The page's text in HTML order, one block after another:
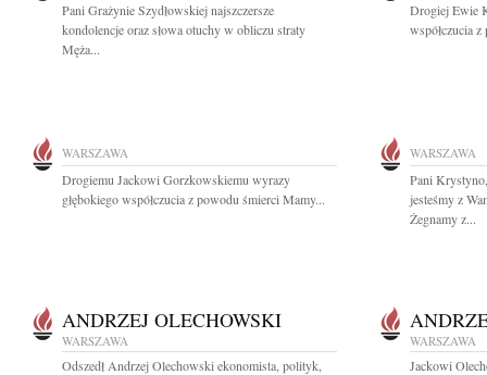
Pani Grażynie Szydłowskiej najszczersze
kondolencje oraz słowa otuchy w obliczu straty
Męża...
Drogiej Ewie
współczucia
WARSZAWA
Drogiemu Jackowi Gorzkowskiemu wyrazy
głębokiego współczucia z powodu śmierci Mamy...
WARSZAWA
Pani
jesteśmy z
Żegnamy z...
ANDRZEJ OLECHOWSKI
WARSZAWA
Odszedł Andrzej Olechowski ekonomista, polityk,
WARSZAWA
Jackowi